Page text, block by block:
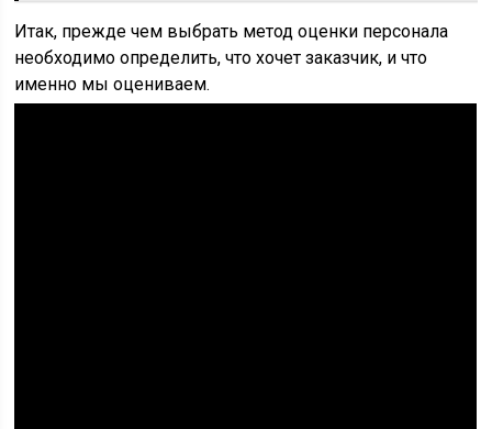
Итак, прежде чем выбрать метод оценки персонала
необходимо определить, что хочет заказчик, и что
именно мы оцениваем.